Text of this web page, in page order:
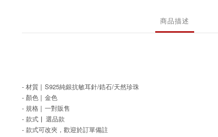
商品描述
- 材質 | S925純銀抗敏耳針/鋯石/天然珍珠
- 顏色 | 金色
- 規格 | 一對販售
- 款式 | 選品款
- 款式可改夾，歡迎於訂單備註